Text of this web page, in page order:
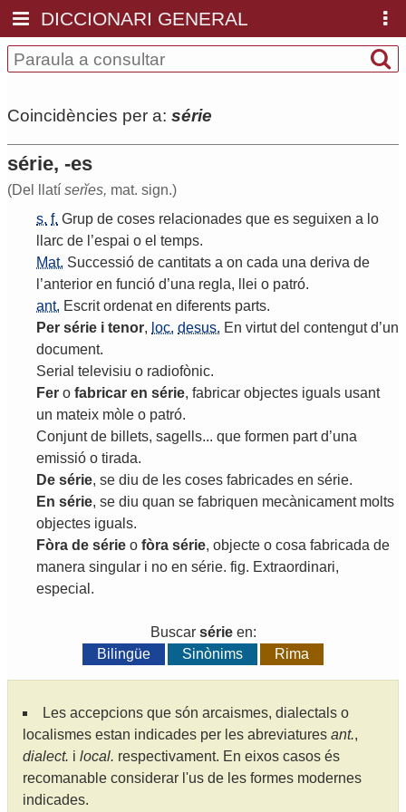
DICCIONARI GENERAL
Coincidències per a: série
série, -es
(Del llatí serĭes, mat. sign.)
s. f. Grup de coses relacionades que es seguixen a lo
llarc de ’espai o el temps.
Mat. Successió de cantitats a on cada una deriva de
’anterior en funció d’una regla, llei o patró.
ant. Escrit ordenat en diferents parts.
Per série i tenor, loc. desus. En virtut del contengut d’un
document.
Serial televisiu o radiofònic.
Fer o fabricar en série, fabricar objectes iguals usant
un mateix mòle o patró.
Conjunt de billets, sagells... que formen part d’una
emissió o tirada.
De série, se diu de les coses fabricades en série.
En série, se diu quan se fabriquen mecànicament molts
objectes iguals.
Fòra de série o fòra série, objecte o cosa fabricada de
manera singular i no en série. fig. Extraordinari,
especial .
Buscar sérieen:
Bilingüe
Sinònims Rima
Les accepcions que són arcaismes, dialectals o
localismes estan indicades per les abreviatures ant.,
dialect. i local. respectivament. En eixos casos és
recomanable considerar l'us de les formes modernes
indicades.